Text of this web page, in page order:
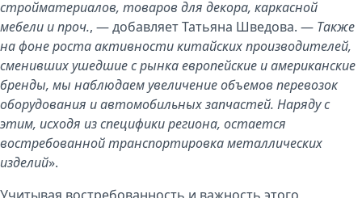
стройматериалов, товаров для декора, каркасной
мебели и проч., — добавляет Татьяна Шведова. — Также
на фоне роста активности китайских производителей,
сменивших ушедшие с рынка европейские и американские
бренды, мы наблюдаем увеличение объемов перевозок
оборудования и автомобильных запчастей. Наряду с
этим, исходя из специфики региона, остается
востребованной транспортировка металлических
изделий».